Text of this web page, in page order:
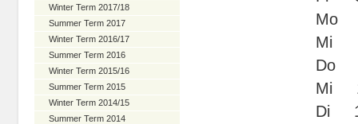
Winter Term 2017/18
Summer Term 2017
Winter Term 2016/17
Summer Term 2016
Winter Term 2015/16
Summer Term 2015
Winter Term 2014/15
Summer Term 2014
Mo
Mi
Do
Mi
Di